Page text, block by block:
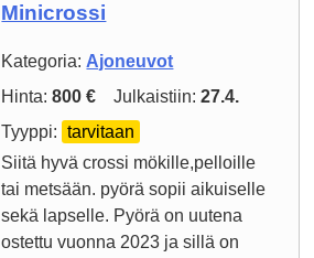
Minicrossi
Kategoria: Ajoneuvot
Hinta:800 € Julkaistiin:27.4.
Tyyppi:
tarvitaan
Siitä hyvä crossi mökille,pelloille
tai metsään. pyörä sopii aikuiselle
sekä lapselle. Pyörä on uutena
ostettu vuonna 2023 ja sillä on